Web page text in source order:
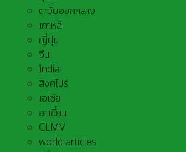
ตะวันออกกลาง
เกาหลี
ญี่ปุ่น
จีน
India
สิงคโปร์
เอเชีย
อาเชี่ยน
CLMV
world articles